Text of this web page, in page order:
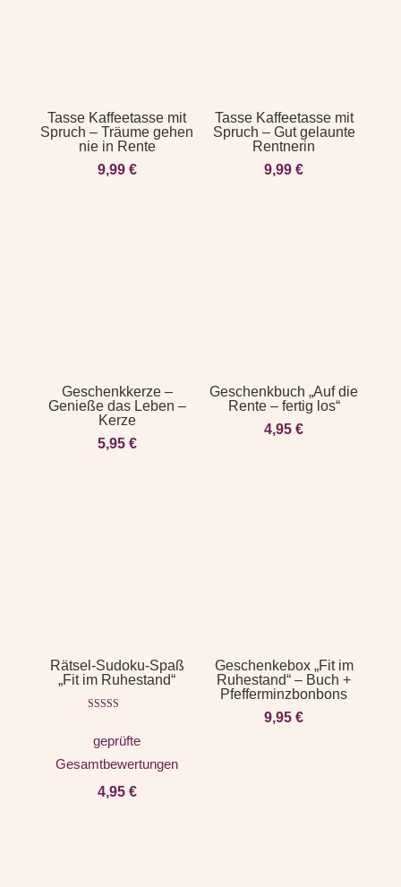
Tasse Kaffeetasse mit
Spruch – Träume gehen
nie in Rente
9,99 €
Tasse Kaffeetasse mit
Spruch – Gut gelaunte
Rentnerin
9,99€
Geschenkkerze –
Genieße das Leben –
Kerze
5,95 €
Geschenkbuch „Auf die
Rente – fertig los“
4,95€
Rätsel-Sudoku-Spaß
„Fit im Ruhestand“
3.00
von 5
geprüfte
Gesamtbewertungen
4,95 €
Geschenkebox „Fit im
Ruhestand“ – Buch +
Pfefferminzbonbons
9,95€